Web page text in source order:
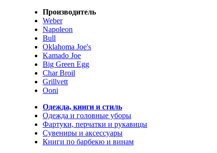
Производитель
Weber
Napoleon
Bull
Oklahoma Joe's
Kamado Joe
Big Green Egg
Char Broil
Grillvett
Ooni
Одежда, книги и стиль
Одежда и головные уборы
Фартуки, перчатки и рукавицы
Сувениры и аксессуары
Книги по барбекю и винам